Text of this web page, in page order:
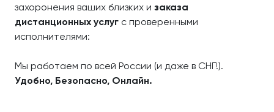
захоронения ваших близких и заказа
дистанционных услуг с проверенными
исполнителями:
Мы работаем по всей России (и даже в СНГ!).
Удобно, Безопасно, Онлайн.